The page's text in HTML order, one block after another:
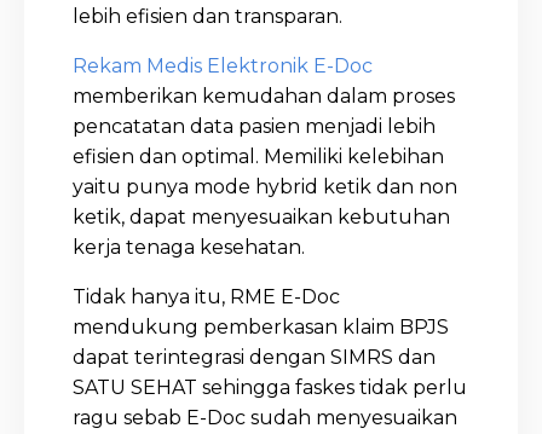
lebih efisien dan transparan.
Rekam Medis Elektronik E-Doc
memberikan kemudahan dalam proses
pencatatan data pasien menjadi lebih
efisien dan optimal. Memiliki kelebihan
yaitu punya mode hybrid ketik dan non
ketik, dapat menyesuaikan kebutuhan
kerja tenaga kesehatan.
Tidak hanya itu, RME E-Doc
mendukung pemberkasan klaim BPJS
dapat terintegrasi dengan SIMRS dan
SATU SEHAT sehingga faskes tidak perlu
ragu sebab E-Doc sudah menyesuaikan